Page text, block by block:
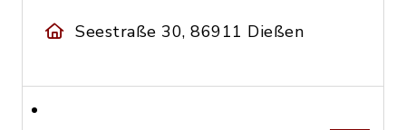
Seestraße 30, 86911 Dießen